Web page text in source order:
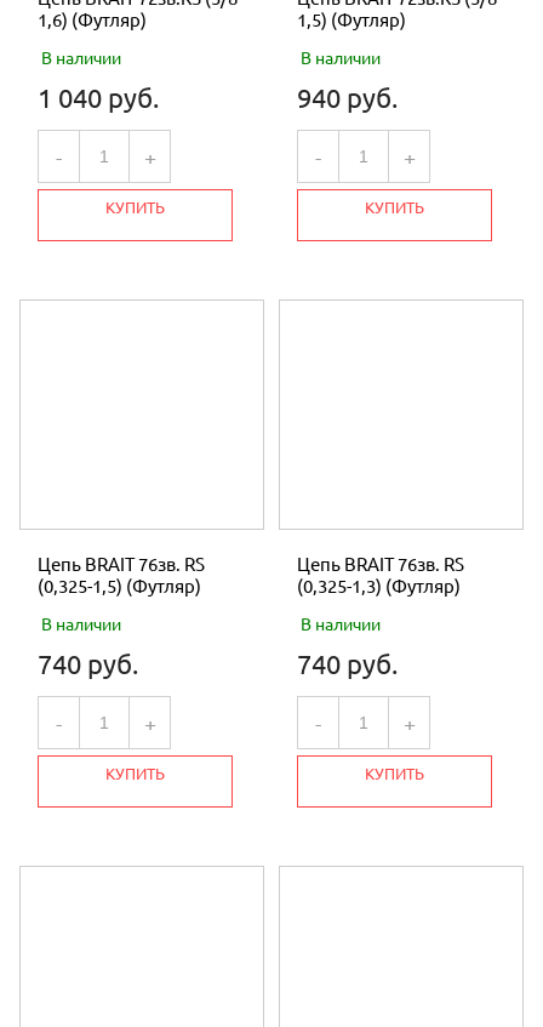
1,6) (Футляр)
В наличии
1 040 руб.
- +
КУПИТЬ
1,5) (Футляр)
В наличии
940 руб.
- +
КУПИТЬ
Цепь BRAIT 76зв. RS
(0,325-1,5) (Футляр)
В наличии
740 руб.
- +
КУПИТЬ
Цепь BRAIT 76зв. RS
(0,325-1,3) (Футляр)
В наличии
740 руб.
- +
КУПИТЬ